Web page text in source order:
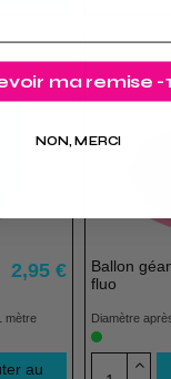
2,95 €
mètre
au
Ballon
fluo
Diamètre
ma remise -
NON, MERCI